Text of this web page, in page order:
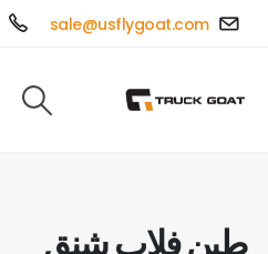
sale@usflygoat.com
طين فلاب شنق